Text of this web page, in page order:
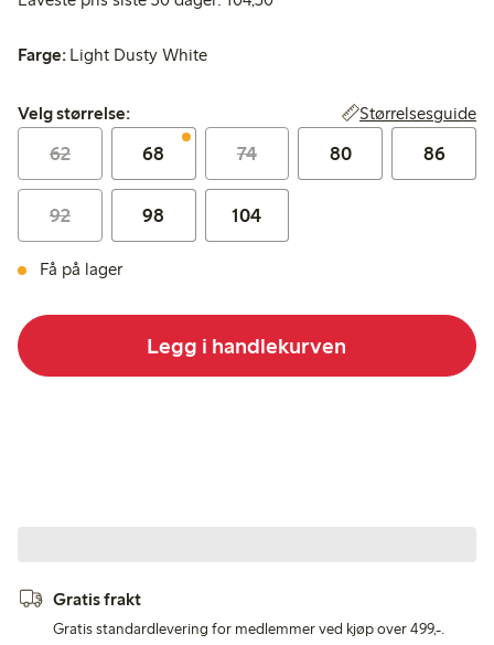
Farge: Light Dusty White
Velg størrelse:
Velg størrelse: Størrelsesguide
62 68 74 80 86
92 98 104
Få på lager
Legg i handlekurven
Gratis frakt
Gratis standardlevering for medlemmer ved kjøp over 499,-.